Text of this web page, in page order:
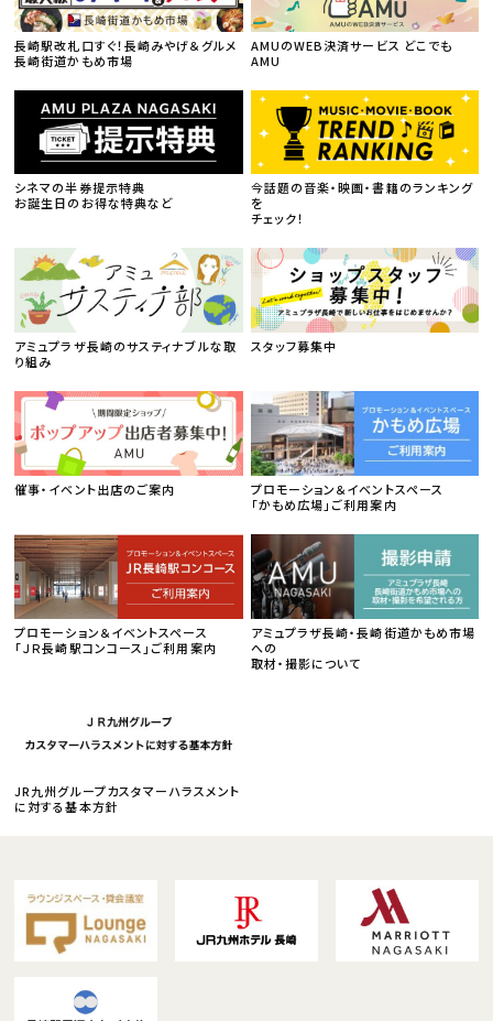
長崎駅改札口すぐ！長崎みやげ＆グルメ
長崎街道かもめ市場
AMUのWEB決済サービス どこでも
AMU
シネマの半券提示特典
お誕生日のお得な特典など
今話題の音楽・映画・書籍のランキング
を
チェック！
アミュプラザ長崎のサスティナブルな取
り組み
スタッフ募集中
催事・イベント出店のご案内
プロモーション＆イベントスペース
「かもめ広場」ご利用案内
プロモーション＆イベントスペース
「ＪＲ長崎駅コンコース」ご利用案内
アミュプラザ長崎・長崎街道かもめ市場
への
取材・撮影について
JR九州グループカスタマーハラスメント
に対する基本方針